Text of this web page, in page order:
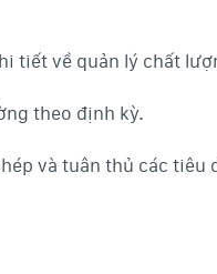
tiết về quản lý chất
theo định kỳ.
và tuân thủ các tiêu